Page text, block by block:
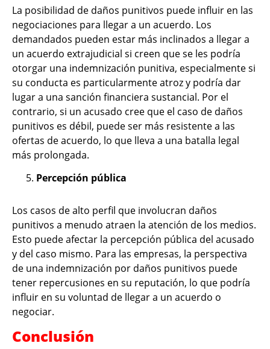
La posibilidad de daños punitivos puede influir en las
negociaciones para llegar a un acuerdo. Los
demandados pueden estar más inclinados a llegar a
un acuerdo extrajudicial si creen que se les podría
otorgar una indemnización punitiva, especialmente si
su conducta es particularmente atroz y podría dar
lugar a una sanción financiera sustancial. Por el
contrario, si un acusado cree que el caso de daños
punitivos es débil, puede ser más resistente a las
ofertas de acuerdo, lo que lleva a una batalla legal
más prolongada.
Percepción pública
Los casos de alto perfil que involucran daños
punitivos a menudo atraen la atención de los medios.
Esto puede afectar la percepción pública del acusado
y del caso mismo. Para las empresas, la perspectiva
de una indemnización por daños punitivos puede
tener repercusiones en su reputación, lo que podría
influir en su voluntad de llegar a un acuerdo o
negociar.
Conclusión